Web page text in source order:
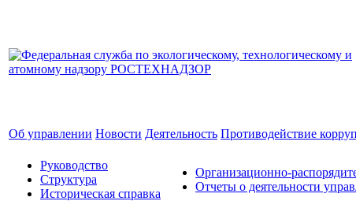
Об управлении Новости Деятельность Противодействие
Руководство
Структура
Историческая справка
Организационно-
Отчеты о деятельности